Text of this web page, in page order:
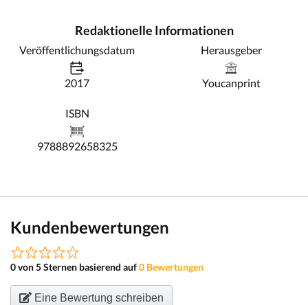
Redaktionelle Informationen
Veröffentlichungsdatum
2017
Herausgeber
Youcanprint
ISBN
9788892658325
Kundenbewertungen
0 von 5 Sternen basierend auf0 Bewertungen
Eine Bewertung schreiben